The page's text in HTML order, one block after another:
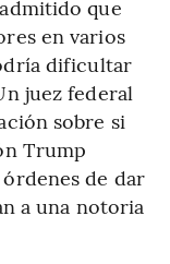
que
en varios
dificultar
juez federal
sobre si
Trump
de dar
a una notoria